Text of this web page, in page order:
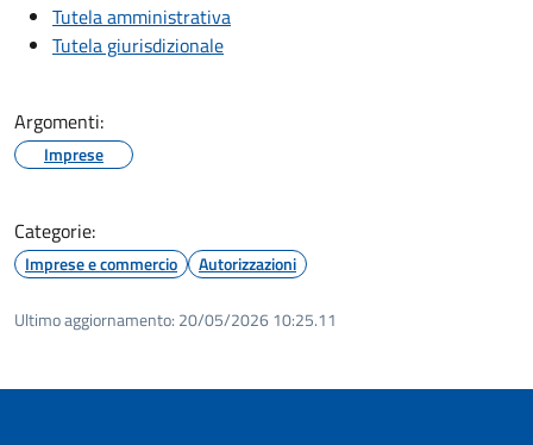
Tutela amministrativa
Tutela giurisdizionale
Argomenti:
Imprese
Categorie:
Imprese e commercio Autorizzazioni
Ultimo aggiornamento: 20/05/2026 10:25.11